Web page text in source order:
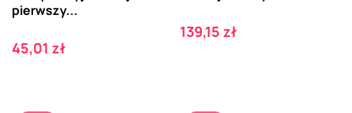
pierwszy...
Cena
45,01 zł
Cena
139,15 zł